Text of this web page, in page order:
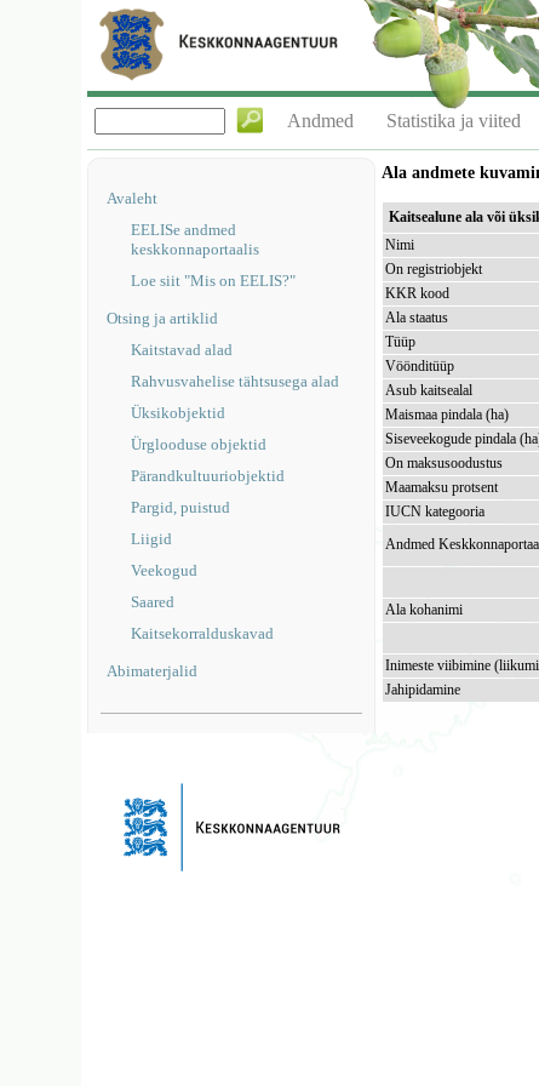
Andmed Statistika ja viited
Avaleht
EELISe andmed
keskkonnaportaalis
Loe siit "Mis on EELIS?"
Otsing ja artiklid
Kaitstavad alad
Rahvusvahelise tähtsusega alad
Üksikobjektid
Ürglooduse objektid
Pärandkultuuriobjektid
Pargid, puistud
Liigid
Veekogud
Saared
Kaitsekorralduskavad
Abimaterjalid
Ala andmete
Kaitsealune ala või
Nimi
On registriobjekt
KKR kood
Ala staatus
Tüüp
Vöönditüüp
Asub kaitsealal
Maismaa pindala (ha)
Siseveekogude pindala
On maksusoodustus
Maamaksu protsent
IUCN kategooria
Andmed
Ala kohanimi
Inimeste viibimine
Jahipidamine